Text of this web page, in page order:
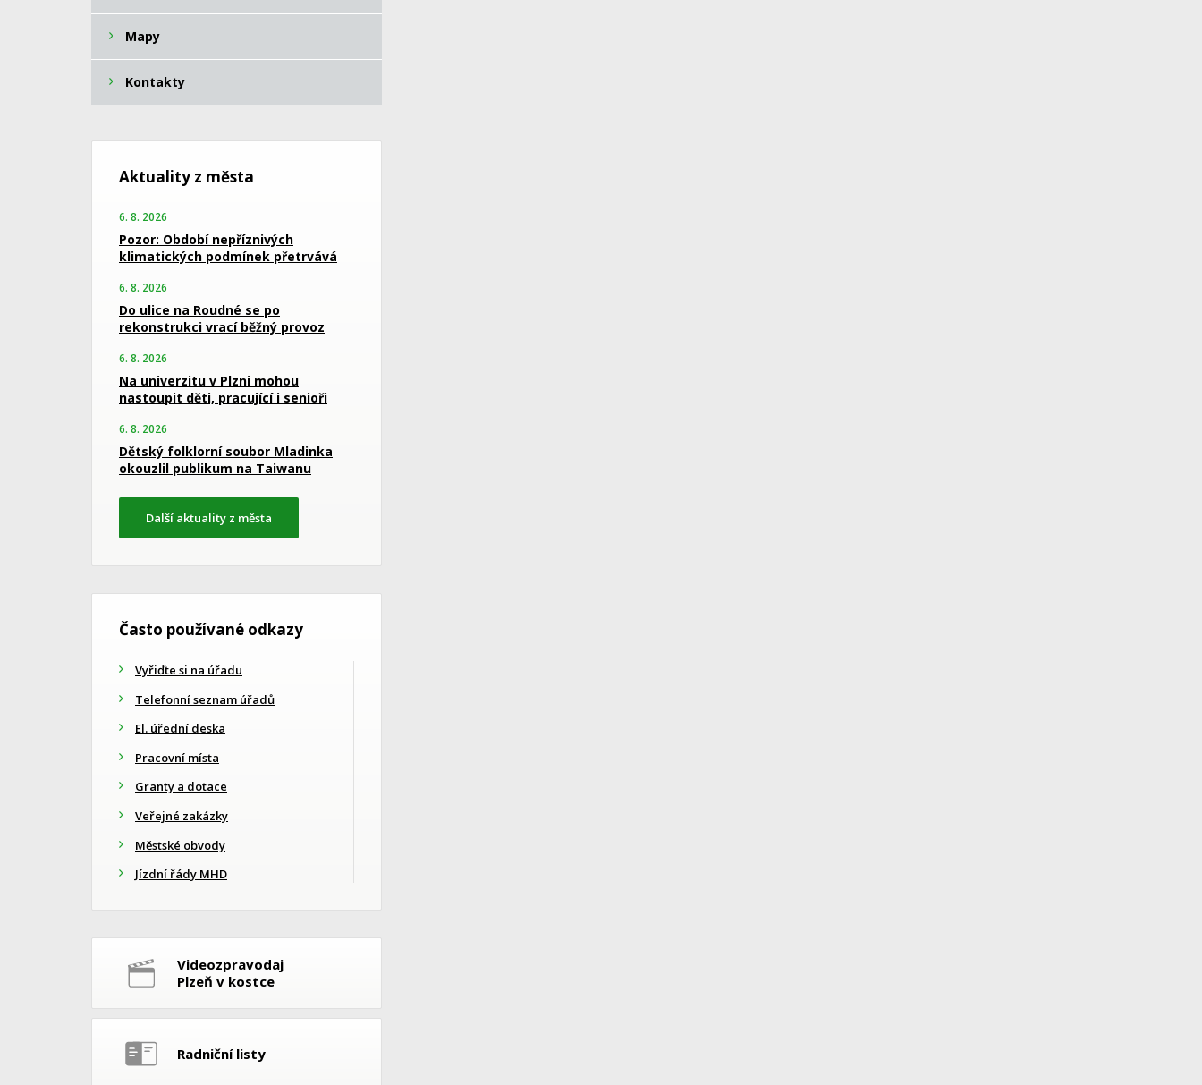
Mapy
Kontakty
Aktuality z města
6. 8. 2026
Pozor: Období nepříznivých
klimatických podmínek přetrvává
6. 8. 2026
Do ulice na Roudné se po
rekonstrukci vrací běžný provoz
6. 8. 2026
Na univerzitu v Plzni mohou
nastoupit děti, pracující i senioři
6. 8. 2026
Dětský folklorní soubor Mladinka
okouzlil publikum na Taiwanu
Další aktuality z města
Často používané odkazy
Vyřiďte si na úřadu
Telefonní seznam úřadů
El. úřední deska
Pracovní místa
Granty a dotace
Veřejné zakázky
Městské obvody
Jízdní řády MHD
Videozpravodaj
Plzeň v kostce
Radniční listy